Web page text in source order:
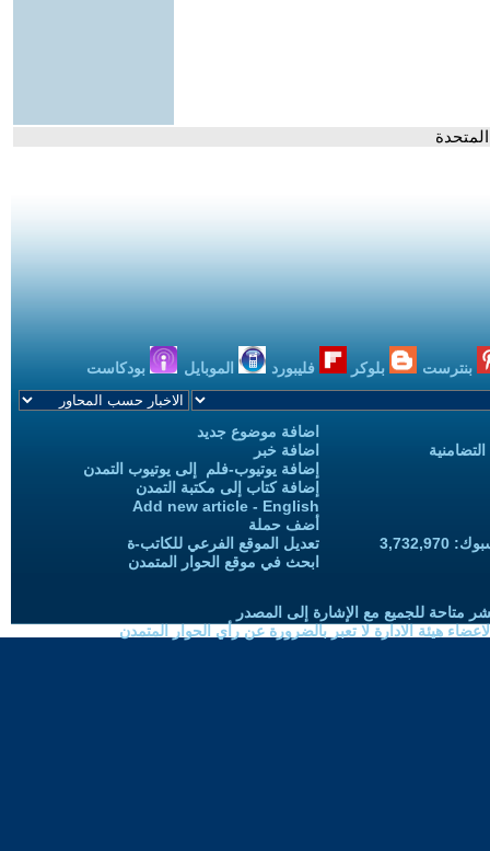
بنترست بلوكر فليبورد الموبايل بودكاست
اضافة موضوع جديد
اضافة خبر
إضافة يوتيوب-فلم إلى يوتيوب التمدن
إضافة كتاب إلى مكتبة التمدن
Add new article - English
أضف حملة
تعديل الموقع الفرعي للكاتب-ة
ابحث في موقع الحوار المتمدن
متاحة للجميع مع الإشارة إلى المصدر
هيئة الادارة لا تعبر بالضرورة عن رأي الحوار المتمدن